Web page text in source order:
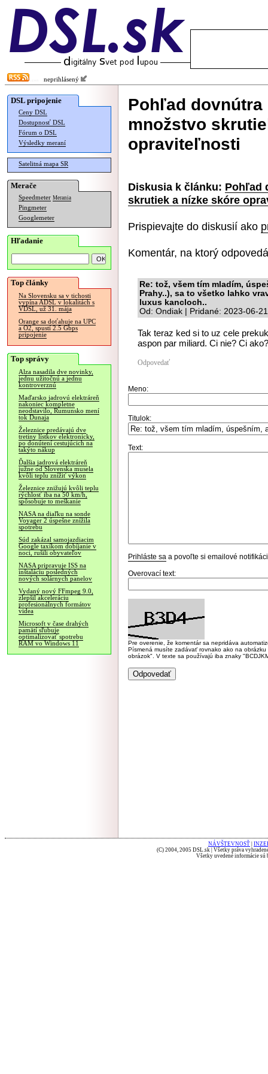
neprihlásený
DSL pripojenie
Ceny DSL
Dostupnosť DSL
Fórum o DSL
Výsledky meraní
Satelitná mapa SR
Merače
Speedmeter Merania
Pingmeter
Googlemeter
Hľadanie
Top články
Na Slovensku sa v tichosti
vypína ADSL v lokalitách s
VDSL, už 31. mája
Orange sa doťahuje na UPC
a O2, spustí 2.5 Gbps
pripojenie
Top správy
Alza nasadila dve novinky,
jednu užitočnú a jednu
kontroverznú
Maďarsko jadrovú elektráreň
nakoniec kompletne
neodstavilo, Rumunsko mení
tok Dunaja
Železnice predávajú dve
tretiny lístkov elektronicky,
po donútení cestujúcich na
takýto nákup
Ďalšia jadrová elektráreň
južne od Slovenska musela
kvôli teplu znížiť výkon
Železnice znižujú kvôli teplu
rýchlosť iba na 50 km/h,
spôsobuje to meškanie
NASA na diaľku na sonde
Voyager 2 úspešne znížila
spotrebu
Súd zakázal samojazdiacim
Google taxíkom dobíjanie v
noci, rušili obyvateľov
NASA pripravuje ISS na
inštaláciu posledných
nových solárnych panelov
Vydaný nový FFmpeg 9.0,
zlepšil akceleráciu
profesionálnych formátov
videa
Microsoft v čase drahých
pamätí sľubuje
optimalizovať spotrebu
RAM vo Windows 11
Pohľad dovnútra
množstvo
opraviteľnosti
Diskusia k článku: Pohľad
skrutiek a nízke skóre
Prispievajte do diskusií ako
Komentár, na ktorý
Re: tož, všem tím mladím,
Prahy..), sa to všetko lahko
luxus kancloch..
Od: Ondiak | Pridané: 2023-06-
Tak teraz ked si to uz cele
aspon par miliard. Ci nie? Ci
Odpovedať
Meno:
Titulok:
Text:
Prihláste sa a povoľte si emailové
Overovací text:
Pre overenie, že komentár sa nepridáva
Písmená musíte zadávať rovnako ako na
obrázok". V texte sa používajú iba znaky
NÁVŠTEVNOSŤ
(C) 2004, 2005 DSL.sk | Všetky práva
Všetky uvedené informácie sú